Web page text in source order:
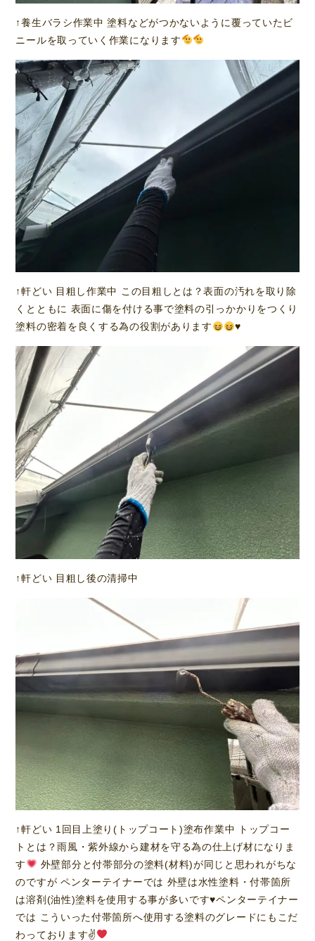
↑養生バラシ作業中 塗料などがつかないように覆っていたビ
ニールを取っていく作業になります
↑軒どい 目粗し作業中 この目粗しとは？表面の汚れを取り除
くとともに 表面に傷を付ける事で塗料の引っかかりをつくり
塗料の密着を良くする為の役割があります
♥
↑軒どい 目粗し後の清掃中
↑軒どい 1回目上塗り(トップコート)塗布作業中 トップコー
トとは？雨風・紫外線から建材を守る為の仕上げ材になりま
す
外壁部分と付帯部分の塗料(材料)が同じと思われがちな
のですが ペンターテイナーでは 外壁は水性塗料・付帯箇所
は溶剤(油性)塗料を使用する事が多いです♥️ペンターテイナー
では こういった付帯箇所へ使用する塗料のグレードにもこだ
わっております✌